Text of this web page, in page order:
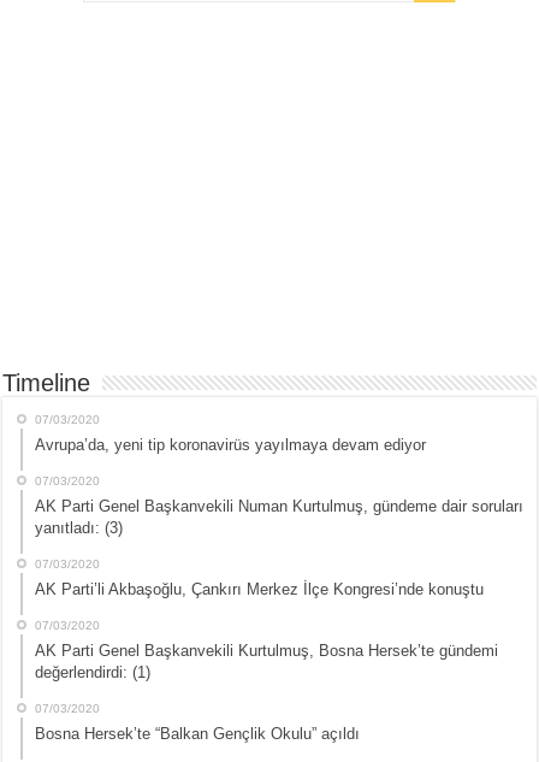
Timeline
07/03/2020
Avrupa’da, yeni tip koronavirüs yayılmaya devam ediyor
07/03/2020
AK Parti Genel Başkanvekili Numan Kurtulmuş, gündeme dair soruları
yanıtladı: (3)
07/03/2020
AK Parti’li Akbaşoğlu, Çankırı Merkez İlçe Kongresi’nde konuştu
07/03/2020
AK Parti Genel Başkanvekili Kurtulmuş, Bosna Hersek’te gündemi
değerlendirdi: (1)
07/03/2020
Bosna Hersek’te “Balkan Gençlik Okulu” açıldı